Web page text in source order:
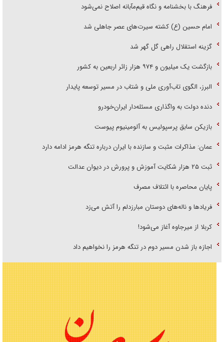
فرهنگ با بخشنامه و نگاه قیم‌مآبانه اصلاح نمی‌شود
امام حسین (ع) کشته سیرت‌های عصر جاهلی شد
گزینه استقلال راهی گل گهر شد
بازگشت یک میلیون و ۹۷۴ هزار زائر اربعین به کشور
البرز، الگوی تاب‌آوری ملی و شتاب در مسیر توسعه پایدار
دنده دولت به واگذاری مسئله‌دار ایران‌خودرو
بازیکن سابق پرسپولیس به آلومینیوم پیوست
عمان: مذاکرات مثبت و سازنده با ایران درباره تنگه هرمز ادامه دارد
ثبت ۲۵ هزار شکایت آموزش و پرورش در دیوان عدالت
پایان محاصره با ائتلاف مصرف
فریاد‌ها و ناله‌های دوستان مبارزدلم را آتش می‌زد
کربلا از میرجاوه آغاز می‌شود!
اجازه باز شدن مسیر دوم در تنگه هرمز را نخواهیم داد